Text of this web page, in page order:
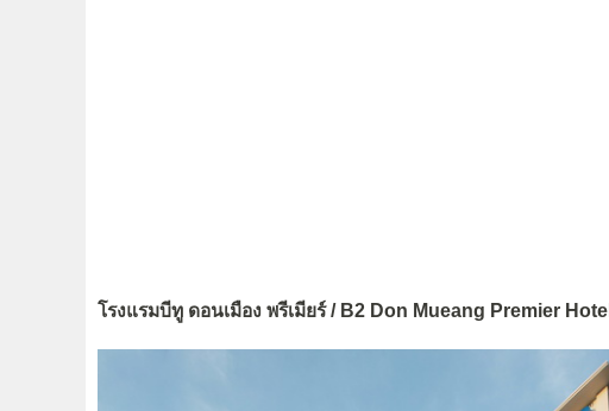
โรงแรมบีทู ดอนเมือง พรีเมียร์ / B2 Don Mueang Premier Hotel